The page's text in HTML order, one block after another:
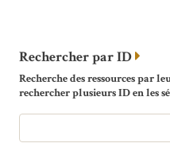
Rechercher par ID
Recherche des ressources par
rechercher plusieurs ID en les